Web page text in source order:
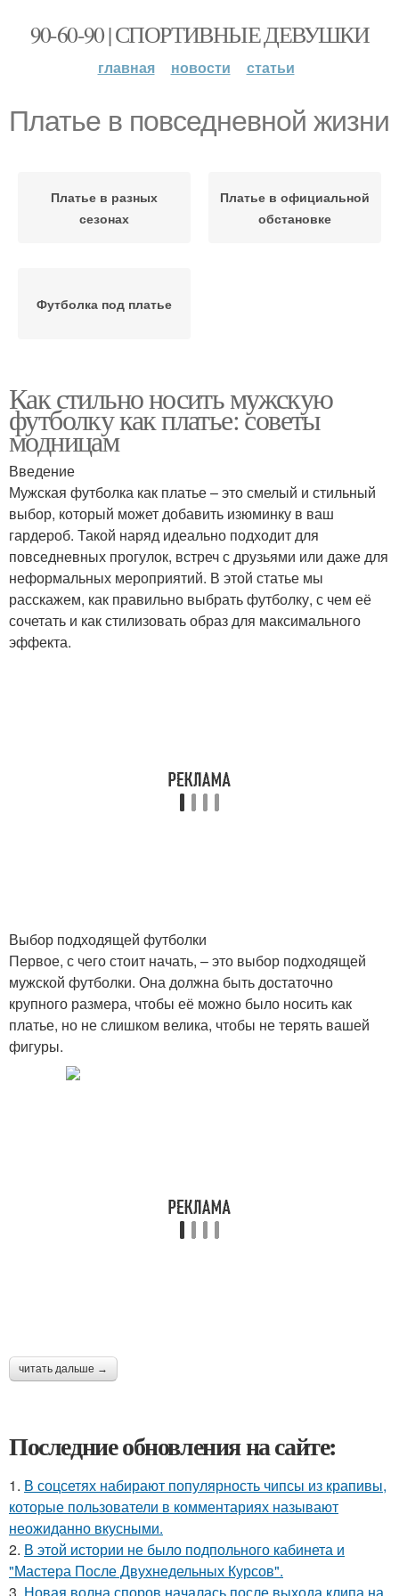
90-60-90 | СПОРТИВНЫЕ ДЕВУШКИ
главная новости статьи
Платье в повседневной жизни
Платье в разных
сезонах
Платье в официальной
обстановке
Футболка под платье
Как стильно носить мужскую
футболку как платье: советы
модницам
Введение
Мужская футболка как платье – это смелый и стильный
выбор, который может добавить изюминку в ваш
гардероб. Такой наряд идеально подходит для
повседневных прогулок, встреч с друзьями или даже для
неформальных мероприятий. В этой статье мы
расскажем, как правильно выбрать футболку, с чем её
сочетать и как стилизовать образ для максимального
эффекта.
Выбор подходящей футболки
Первое, с чего стоит начать, – это выбор подходящей
мужской футболки. Она должна быть достаточно
крупного размера, чтобы её можно было носить как
платье, но не слишком велика, чтобы не терять вашей
фигуры.
читать дальше →
Последние обновления на сайте:
1. В соцсетях набирают популярность чипсы из крапивы,
которые пользователи в комментариях называют
неожиданно вкусными.
2. В этой истории не было подпольного кабинета и
"Мастера После Двухнедельных Курсов".